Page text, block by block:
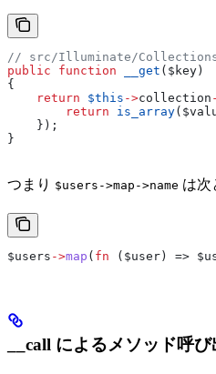
// src/Illuminate/Collections/
public function __get ( $key )
{
    return
$this ->collection
        return
is_array(
    });
}
つまり $users->map->name は次
$users ->map ( fn ( $user ) =>
__call によるメソッド呼